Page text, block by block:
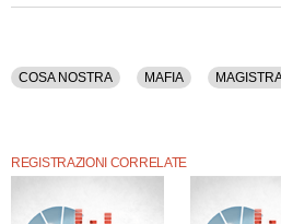
COSA NOSTRA MAFIA
REGISTRAZIONI CORRELATE